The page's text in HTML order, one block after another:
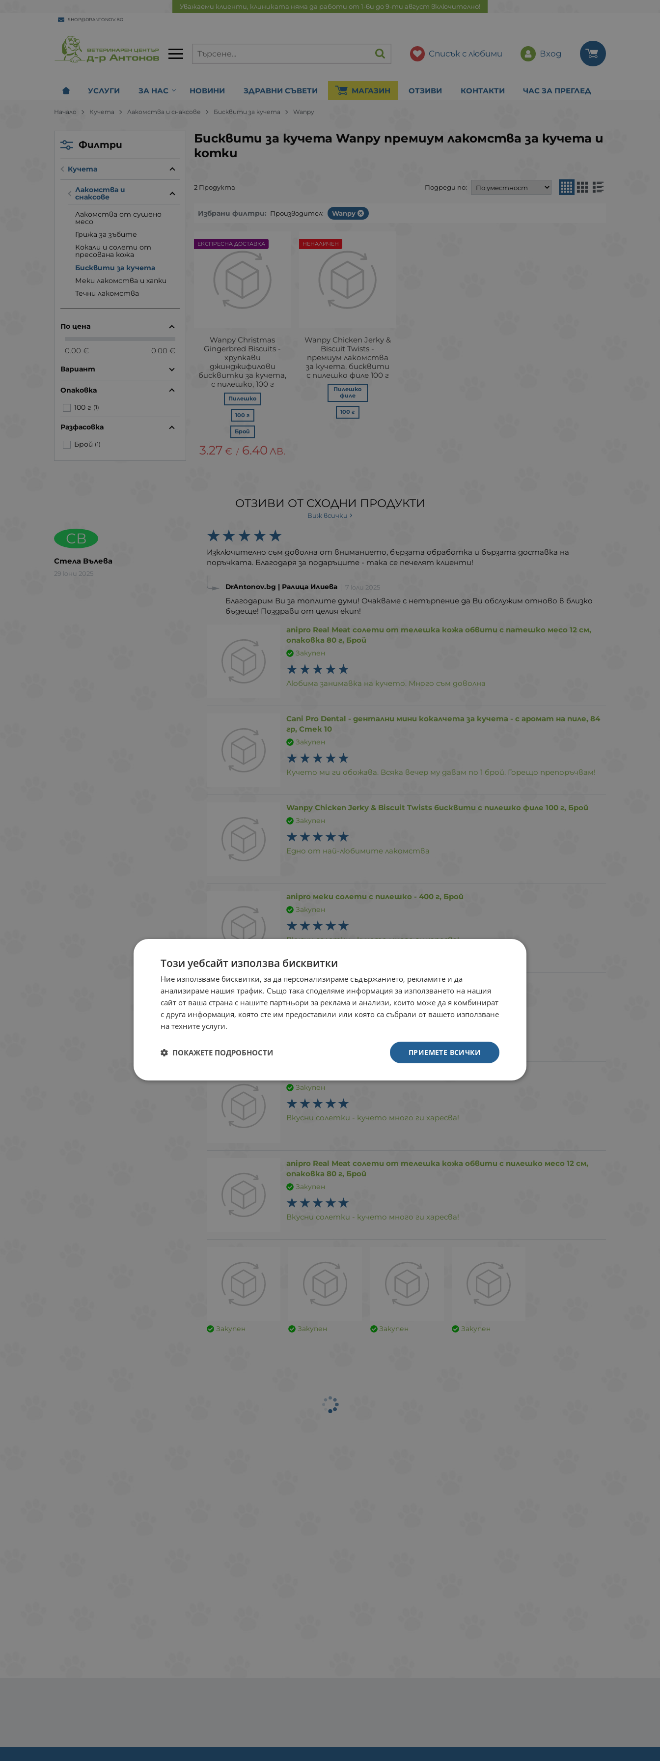
Уважаеми клиенти, клиниката няма да работи от 1-ви до 9-ти август включително!
SHOP@DRANTONOV.BG
Списък с любими Вход
УСЛУГИ ЗА НАС НОВИНИ ЗДРАВНИ СЪВЕТИ МАГАЗИН ОТЗИВИ КОНТАКТИ ЧАС ЗА ПРЕГЛЕД
Начало Кучета Лакомства и снаксове Бисквити за кучета Wanpy
Бисквити за кучета Wanpy премиум лакомства за кучета и
котки
2 Продукта Подреди по:
Избрани филтри: Производител: Wanpy
Wanpy Christmas
Gingerbred Biscuits -
хрупкави
джинджифилови
бисквитки за кучета,
с пилешко, 100 г
Пилешко
100 г
Брой
3.27 € / 6.40 ЛВ.
ЕКСПРЕСНА ДОСТАВКА
Wanpy Chicken Jerky &
Biscuit Twists -
премиум лакомства
за кучета, бисквити
с пилешко филе 100 г
Пилешко
филе
100 г
НЕНАЛИЧЕН
Филтри
Кучета
Лакомства и
снаксове
Лакомства от сушено
месо
Грижа за зъбите
Кокали и солети от
пресована кожа
Бисквити за кучета
Меки лакомства и хапки
Течни лакомства
По цена
0.00 € 0.00 €
Вариант
Опаковка
100 г (1)
Разфасовка
Брой (1)
ОТЗИВИ ОТ СХОДНИ ПРОДУКТИ
Виж всички
СВ
Стела Вълева
29 юни 2025
Изключително съм доволна от вниманието, бързата обработка и бързата доставка на
поръчката. Благодаря за подаръците - така се печелят клиенти!
DrAntonov.bg | Ралица Илиева 7 юли 2025
Благодарим Ви за топлите думи! Очакваме с нетърпение да Ви обслужим отново в близко
бъдеще! Поздрави от целия екип!
anipro Real Meat солети от телешка кожа обвити с патешко месо 12 см,
опаковка 80 г, Брой
Закупен
Любима занимавка на кучето. Много съм доволна
Cani Pro Dental - дентални мини кокалчета за кучета - с аромат на пиле, 84
гр, Стек 10
Закупен
Кучето ми ги обожава. Всяка вечер му давам по 1 брой. Горещо препоръчвам!
Wanpy Chicken Jerky & Biscuit Twists бисквити с пилешко филе 100 г, Брой
Закупен
Едно от най-любимите лакомства
anipro меки солети с пилешко - 400 г, Брой
Закупен
Вкусни солетки - кучето много ги харесва!
anipro меки солети с говеждо, 400 г, Брой
Закупен
Вкусни солетки - кучето много ги харесва!
anipro Real Meat солети от телешка кожа обвити с пилешко месо 12 см,
опаковка 80 г, Брой
Закупен
Вкусни солетки - кучето много ги харесва!
Закупен Закупен Закупен Закупен
Този уебсайт използва бисквитки
Ние използваме бисквитки, за да персонализираме съдържанието, рекламите и да
анализираме нашия трафик. Също така споделяме информация за използването на нашия
сайт от ваша страна с нашите партньори за реклама и анализи, които може да я комбинират
с друга информация, която сте им предоставили или която са събрали от вашето използване
на техните услуги.
ПРИЕМЕТЕ ВСИЧКИ
ПОКАЖЕТЕ ПОДРОБНОСТИ